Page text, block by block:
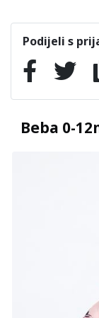
Podijeli s
Beba 0-